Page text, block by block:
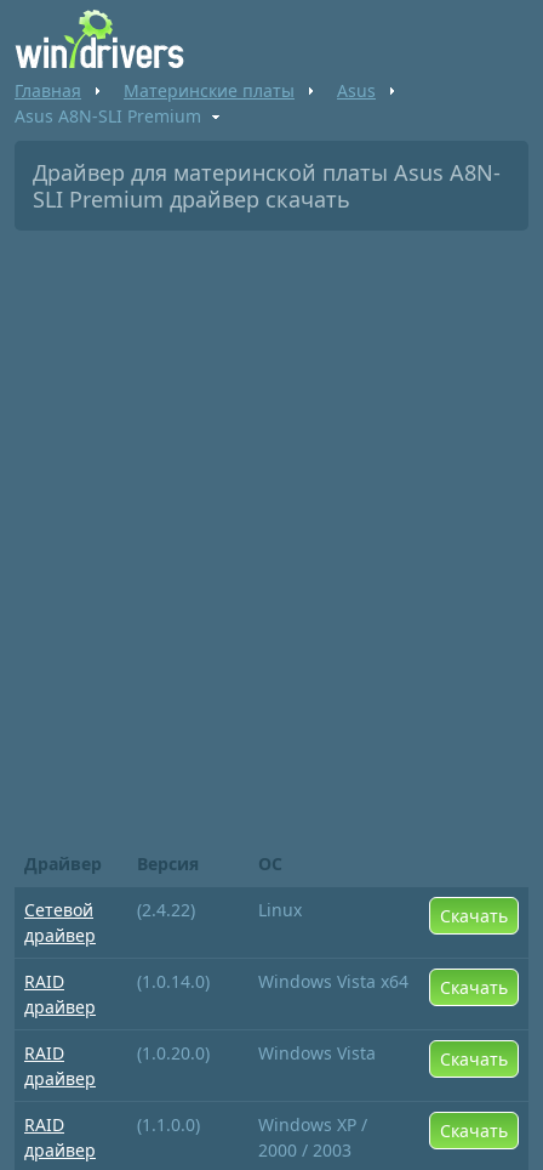
Главная Материнские платы
Asus
Asus A8N-SLI Premium
Драйвер для материнской платы Asus A8N-
SLI Premium драйвер скачать
Драйвер Версия
ОС
Сетевой
драйвер
(2.4.22) Linux Скачать
RAID
драйвер
(1.0.14.0) Windows Vista x64 Скачать
RAID
драйвер
(1.0.20.0) Windows Vista Скачать
RAID
драйвер
(1.1.0.0)
Windows XP /
2000 / 2003
Скачать